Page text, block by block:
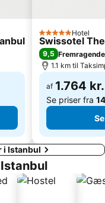
Bridge
Subway Station
Limani
5 StjernerHotel
Swissotel
9,5 Fremragende
1.1 km til
af 1.764 kr.
Se priser fra
i Istanbul